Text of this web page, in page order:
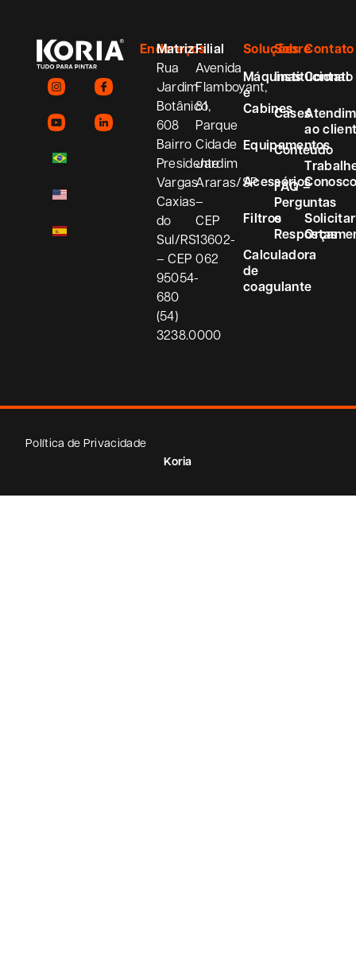
Endereços
Matriz
Rua
Jardim
Botânico,
608
Bairro
Presidente
Vargas
Caxias
do
Sul/RS
– CEP
95054-
680
(54)
3238.0000
Filial
Avenida
Flamboyant,
81
Parque
Cidade
Jardim
Araras/SP
–
CEP
13602-
062
Soluções
Máquinas
e
Cabines
Equipamentos
Acessórios
Filtros
Calculadora
de
coagulante
Sobre
Institucional
Cases
Conteúdo
FAQ –
Perguntas
e
Respostas
Contato
Contato
ao
Solicitar
Política de Privacidade
Koria